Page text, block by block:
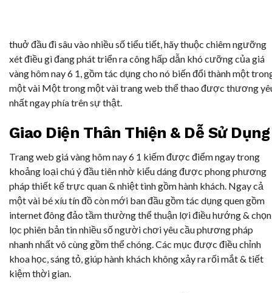
thuở đầu đi sâu vào nhiều số tiểu tiết, hãy thuộc chiêm ngưỡng
xét điều gì đang phát triển ra công hấp dẫn khó cưỡng của giá
vàng hôm nay 6 1, gồm tác dụng cho nó biến đổi thành một
một vài Một trong một vài trang web thể thao được thương
nhất ngay phía trên sự thật.
Giao Diện Thân Thiện & Dễ Sử Dụng
Trang web giá vàng hôm nay 6 1 kiếm được điểm ngay trong
khoảng loại chú ý đầu tiên nhờ kiểu dáng được phong phương
pháp thiết kế trực quan & nhiệt tình gồm hành khách. Ngay cả
một vài bé xíu tín đồ còn mới ban đầu gồm tác dụng quen gồm
internet đông đảo tầm thường thể thuận lợi điều hướng & chọn
lọc phiên bản tin nhiều số người chơi yêu cầu phương pháp
nhanh nhất vô cùng gồm thể chóng. Các mục được điều chỉnh
khoa học, sáng tỏ, giúp hành khách không xảy ra rối mắt & tiết
kiệm thời gian.